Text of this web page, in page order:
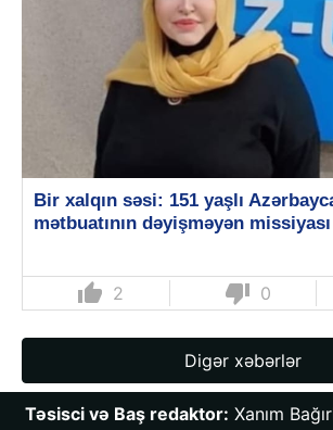
Bir xalqın səsi: 151 yaşlı
mətbuatının dəyişməyən missiyası
thumb_up 2 thumb_down 0
Digər xəbərlər
Təsisci və Baş redaktor: Xanım